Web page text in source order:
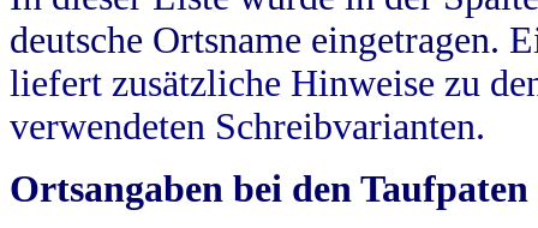
deutsche Ortsname eingetragen.
liefert zusätzliche Hinweise zu
verwendeten Schreibvarianten.
Ortsangaben bei den Taufpaten